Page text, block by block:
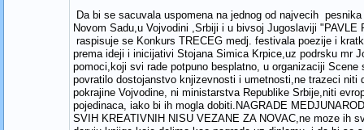
Da bi se sacuvala uspomena na jednog od najvecih
Novom Sadu,u Vojvodini ,Srbiji i u bivsoj Jugoslaviji
raspisuje se Konkurs TRECEG medj. festivala poezije i
prema ideji i inicijativi Stojana Simica Krpice,uz podrsku mr
pomoci,koji svi rade potpuno besplatno, u organizaciji
povratilo dostojanstvo knjizevnosti i umetnosti,ne trazeci
pokrajine Vojvodine, ni ministarstva Republike Srbije,niti
pojedinaca, iako bi ih mogla dobiti.NAGRADE
SVIH KREATIVNIH NISU VEZANE ZA NOVAC,ne moze ih